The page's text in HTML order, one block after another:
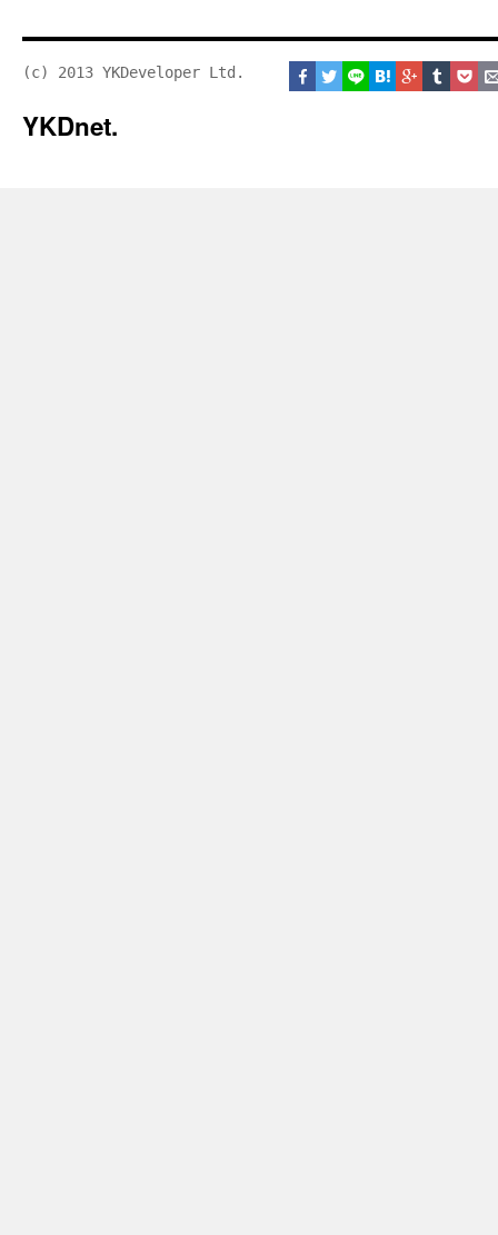
(c) 2013 YKDeveloper Ltd.
YKDnet.